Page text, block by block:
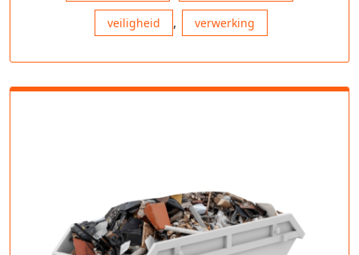
veiligheid , verwerking